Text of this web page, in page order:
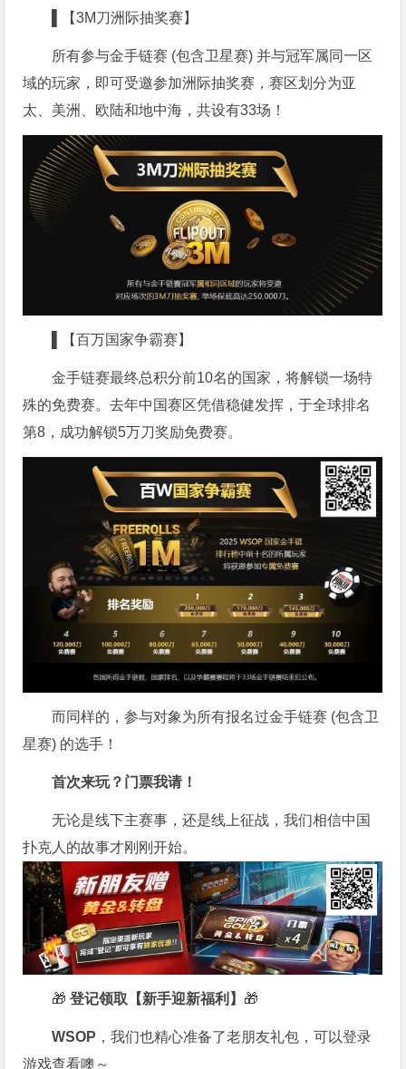
▌【3M刀洲际抽奖赛】
所有参与金手链赛 (包含卫星赛) 并与冠军属同一区
域的玩家，即可受邀参加洲际抽奖赛，赛区划分为亚
太、美洲、欧陆和地中海，共设有33场！
▌【百万国家争霸赛】
金手链赛最终总积分前10名的国家，将解锁一场特
殊的免费赛。去年中国赛区凭借稳健发挥，于全球排名
第8，成功解锁5万刀奖励免费赛。
而同样的，参与对象为所有报名过金手链赛 (包含卫
星赛) 的选手！
首次来玩？门票我请！
无论是线下主赛事，还是线上征战，我们相信中国
扑克人的故事才刚刚开始。
🎁 登记领取【新手迎新福利】 🎁
WSOP ，我们也精心准备了老朋友礼包，可以登录
游戏查看噢～